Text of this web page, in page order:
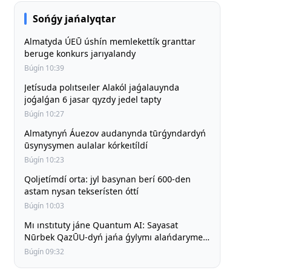
Sońǵy jańalyqtar
Almatyda ÚEŪ úshín memlekettík granttar
beruge konkurs jarıyalandy
Búgín 10:39
Jetísuda polıtseıler Alakól jaǵalauynda
joǵalǵan 6 jasar qyzdy jedel tapty
Búgín 10:27
Almatynyń Áuezov audanynda tūrǵyndardyń
ūsynysymen aulalar kórkeıtíldí
Búgín 10:23
Qoljetímdí orta: jyl basynan berí 600-den
astam nysan tekserísten óttí
Búgín 10:03
Mı ınstıtuty jáne Quantum AI: Sayasat
Nūrbek QazŪU-dyń jańa ǵylymı alańdarymen
tanysty
Búgín 09:32